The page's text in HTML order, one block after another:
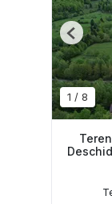
1 / 8